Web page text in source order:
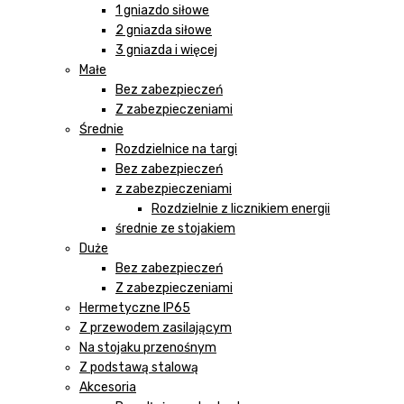
1 gniazdo siłowe
2 gniazda siłowe
3 gniazda i więcej
Małe
Bez zabezpieczeń
Z zabezpieczeniami
Średnie
Rozdzielnice na targi
Bez zabezpieczeń
z zabezpieczeniami
Rozdzielnie z licznikiem energii
średnie ze stojakiem
Duże
Bez zabezpieczeń
Z zabezpieczeniami
Hermetyczne IP65
Z przewodem zasilającym
Na stojaku przenośnym
Z podstawą stalową
Akcesoria